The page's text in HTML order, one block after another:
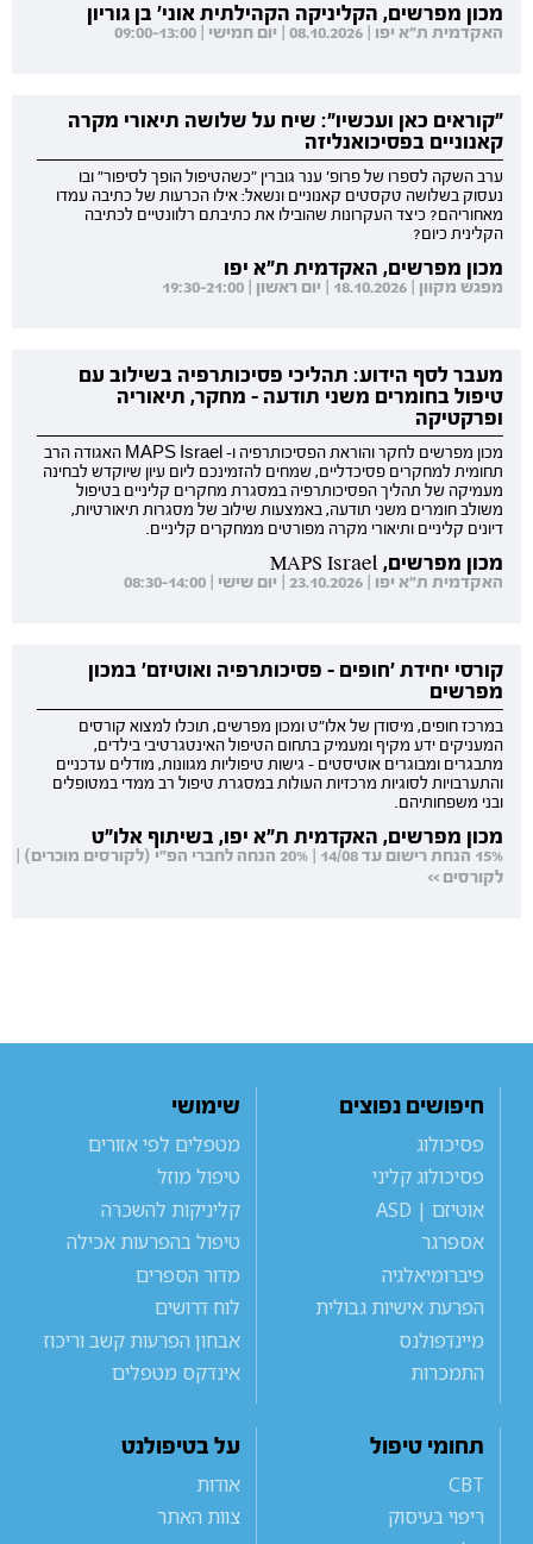
מכון מפרשים, הקליניקה הקהילתית אוני' בן גוריון
האקדמית ת"א יפו | 08.10.2026 | יום חמישי | 09:00-13:00
"קוראים כאן ועכשיו": שיח על שלושה תיאורי מקרה
קאנוניים בפסיכואנליזה
ערב השקה לספרו של פרופ' ענר גוברין "כשהטיפול הופך לסיפור" ובו
נעסוק בשלושה טקסטים קאנוניים ונשאל: אילו הכרעות של כתיבה עמדו
מאחוריהם? כיצד העקרונות שהובילו את כתיבתם רלוונטיים לכתיבה
הקלינית כיום?
מכון מפרשים, האקדמית ת"א יפו
מפגש מקוון | 18.10.2026 | יום ראשון | 19:30-21:00
מעבר לסף הידוע: תהליכי פסיכותרפיה בשילוב עם
טיפול בחומרים משני תודעה - מחקר, תיאוריה
ופרקטיקה
מכון מפרשים לחקר והוראת הפסיכותרפיה ו- MAPS Israel האגודה הרב
תחומית למחקרים פסיכדליים, שמחים להזמינכם ליום עיון שיוקדש לבחינה
מעמיקה של תהליך הפסיכותרפיה במסגרת מחקרים קליניים בטיפול
משולב חומרים משני תודעה, באמצעות שילוב של מסגרות תיאורטיות,
דיונים קליניים ותיאורי מקרה מפורטים ממחקרים קליניים.
מכון מפרשים, MAPS Israel
האקדמית ת"א יפו | 23.10.2026 | יום שישי | 08:30-14:00
קורסי יחידת 'חופים - פסיכותרפיה ואוטיזם' במכון
מפרשים
במרכז חופים, מיסודן של אלו"ט ומכון מפרשים, תוכלו למצוא קורסים
המעניקים ידע מקיף ומעמיק בתחום הטיפול האינטגרטיבי בילדים,
מתבגרים ומבוגרים אוטיסטים - גישות טיפוליות מגוונות, מודלים עדכניים
והתערבויות לסוגיות מרכזיות העולות במסגרת טיפול רב ממדי במטופלים
ובני משפחותיהם.
מכון מפרשים, האקדמית ת"א יפו, בשיתוף אלו"ט
15% הנחת רישום עד 14/08 | 20% הנחה לחברי הפ"י (לקורסים מוכרים) |
לקורסים >>
חיפושים נפוצים
פסיכולוג
פסיכולוג קליני
אוטיזם | ASD
אספרגר
פיברומיאלגיה
הפרעת אישיות גבולית
מיינדפולנס
התמכרות
שימושי
מטפלים לפי אזורים
טיפול מוזל
קליניקות להשכרה
טיפול בהפרעות אכילה
מדור הספרים
לוח דרושים
אבחון הפרעות קשב וריכוז
אינדקס מטפלים
תחומי טיפול
CBT
ריפוי בעיסוק
על בטיפולנט
אודות
צוות האתר